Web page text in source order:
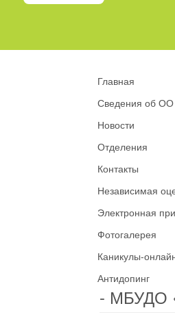
Главная
Сведения об ОО
Новости
Отделения
Контакты
Независимая
Электронная
Фотогалерея
Каникулы-
Антидопинг
- МБУДО